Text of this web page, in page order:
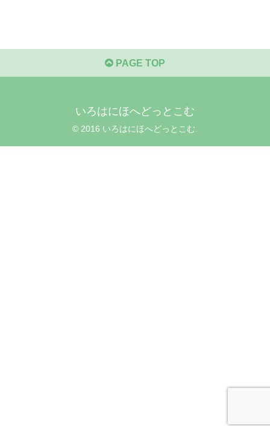
PAGE TOP
いろはにほへどっとこむ
© 2016 いろはにほへどっとこむ.